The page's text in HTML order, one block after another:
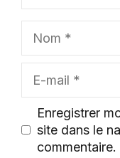
mail
Enregistrer
site dans le
commentaire.